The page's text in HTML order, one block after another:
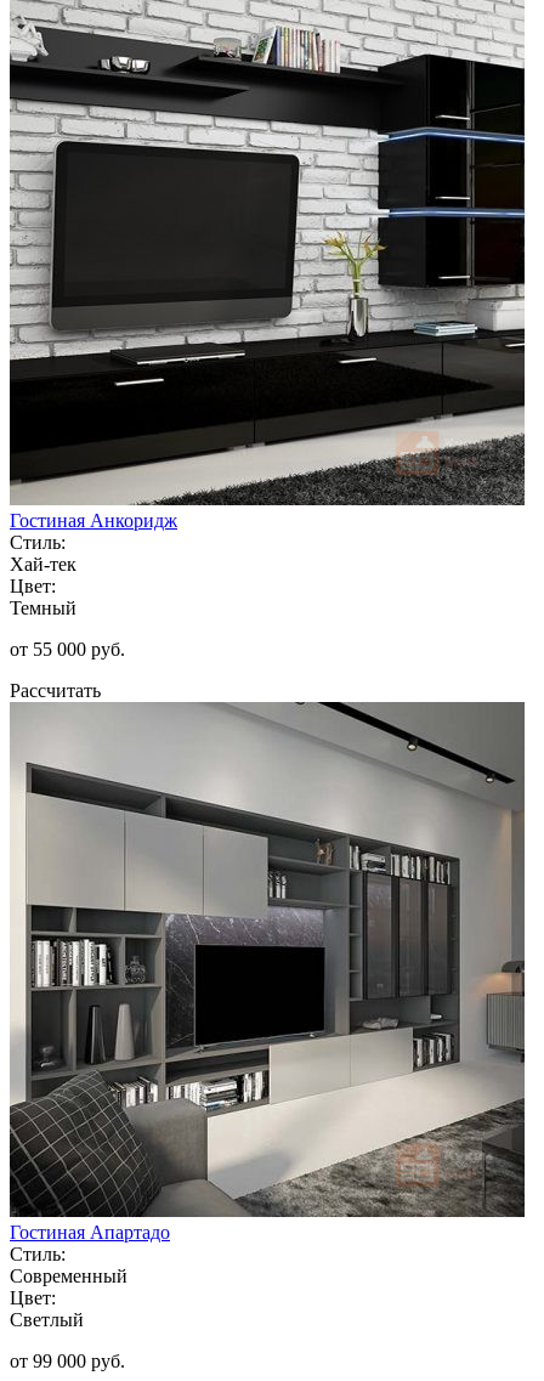
Гостиная Анкоридж
Стиль:
Хай-тек
Цвет:
Темный
от 55 000 руб.
Рассчитать
Гостиная Апартадо
Стиль:
Современный
Цвет:
Светлый
от 99 000 руб.